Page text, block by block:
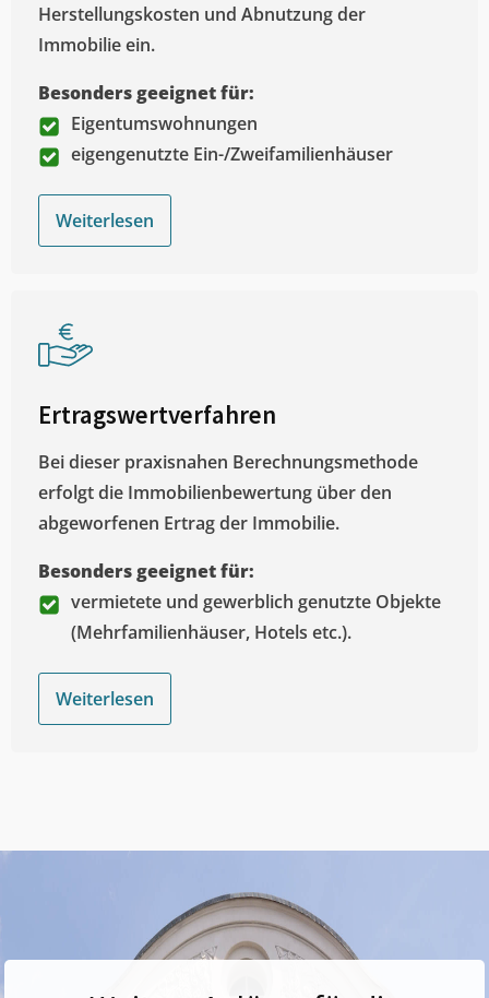
Herstellungskosten und Abnutzung der
Immobilie ein.
Besonders geeignet für:
Eigentumswohnungen
eigengenutzte Ein-/Zweifamilienhäuser
Weiterlesen
Ertragswertverfahren
Bei dieser praxisnahen Berechnungsmethode
erfolgt die Immobilienbewertung über den
abgeworfenen Ertrag der Immobilie.
Besonders geeignet für:
vermietete und gewerblich genutzte Objekte
(Mehrfamilienhäuser, Hotels etc.).
Weiterlesen